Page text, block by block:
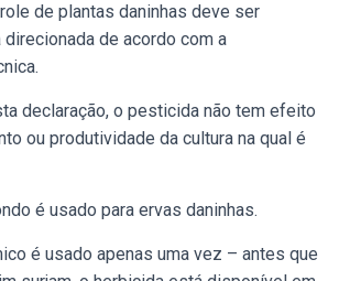
de plantas daninhas deve ser
de acordo com a
declaração, o pesticida não tem efeito
ou produtividade da cultura na qual é
é usado para ervas daninhas.
é usado apenas uma vez – antes que